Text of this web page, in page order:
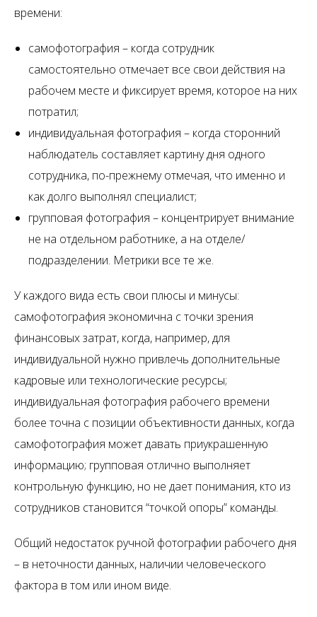
времени:
самофотография – когда сотрудник
самостоятельно отмечает все свои действия на
рабочем месте и фиксирует время, которое на них
потратил;
индивидуальная фотография – когда сторонний
наблюдатель составляет картину дня одного
сотрудника, по-прежнему отмечая, что именно и
как долго выполнял специалист;
групповая фотография – концентрирует внимание
не на отдельном работнике, а на отделе/
подразделении. Метрики все те же.
У каждого вида есть свои плюсы и минусы:
самофотография экономична с точки зрения
финансовых затрат, когда, например, для
индивидуальной нужно привлечь дополнительные
кадровые или технологические ресурсы;
индивидуальная фотография рабочего времени
более точна с позиции объективности данных, когда
самофотография может давать приукрашенную
информацию; групповая отлично выполняет
контрольную функцию, но не дает понимания, кто из
сотрудников становится “точкой опоры” команды.
Общий недостаток ручной фотографии рабочего дня
– в неточности данных, наличии человеческого
фактора в том или ином виде.